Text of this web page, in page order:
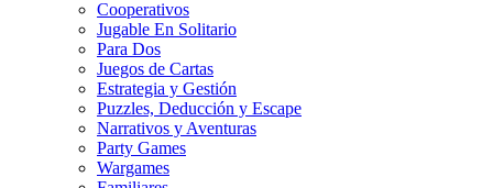
Cooperativos
Jugable En Solitario
Para Dos
Juegos de Cartas
Estrategia y Gestión
Puzzles, Deducción y Escape
Narrativos y Aventuras
Party Games
Wargames